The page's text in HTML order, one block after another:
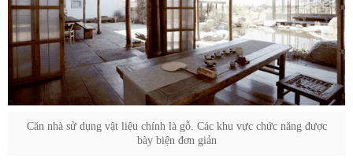
Căn nhà sử dụng vật liệu chính là gỗ. Các khu vực chức năng được
bày biện đơn giản